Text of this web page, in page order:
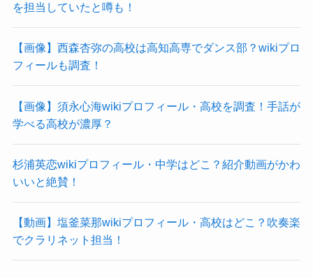
を担当していたと噂も！
【画像】西森杏弥の高校は高知高専でダンス部？wikiプロ
フィールも調査！
【画像】須永心海wikiプロフィール・高校を調査！手話が
学べる高校が濃厚？
杉浦英恋wikiプロフィール・中学はどこ？紹介動画がかわ
いいと絶賛！
【動画】塩釜菜那wikiプロフィール・高校はどこ？吹奏楽
でクラリネット担当！